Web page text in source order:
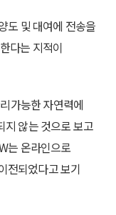
도 및 대여에 전송을
다는 지적이
가능한 자연력에
지 않는 것으로 보고
는 온라인으로
전되었다고 보기